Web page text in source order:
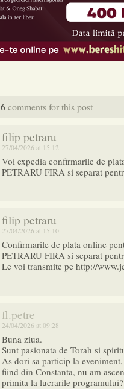
6comments for this post
filip petraru
27/04/2026 at 15:12
Voi expedia confirmarile de
PETRARU FIRA si separat
filip petraru
27/04/2026 at 15:10
Confirmarile de plata online
PETRARU FIRA si separat
Le voi transmite pe http://
fl.petre
24/04/2026 at 09:28
Buna ziua.
Sunt pasionata de Torah si
As dori sa particip la
fiind din Constanta, nu am
primita la lucrarile